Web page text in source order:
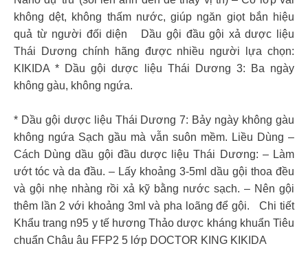
không dệt, không thấm nước, giúp ngăn giọt bắn hiệu
quả từ người đối diện Dầu gội đầu gội xả dược liệu
Thái Dương chính hãng được nhiều người lựa chọn:
KIKIDA * Dầu gội dược liệu Thái Dương 3: Ba ngày
không gàu, không ngứa.
* Dầu gội dược liệu Thái Dương 7: Bảy ngày không gàu
không ngứa Sạch gầu mà vẫn suôn mềm. Liều Dùng –
Cách Dùng dầu gội đầu dược liệu Thái Dương: – Làm
ướt tóc và da đầu. – Lấy khoảng 3-5ml dầu gội thoa đều
và gội nhẹ nhàng rồi xả kỹ bằng nước sạch. – Nên gội
thêm lần 2 với khoảng 3ml và pha loãng để gội. Chi tiết
Khẩu trang n95 y tế hương Thảo dược kháng khuẩn Tiêu
chuẩn Châu âu FFP2 5 lớp DOCTOR KING KIKIDA